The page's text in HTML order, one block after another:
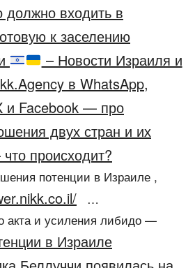
должно входить в
к заселению
– Новости Израиля и
в WhatsApp,
и Facebook — про
двух стран и их
происходит?
потенции в Израиле ,
…
акта и усиления либидо —
в Израиле